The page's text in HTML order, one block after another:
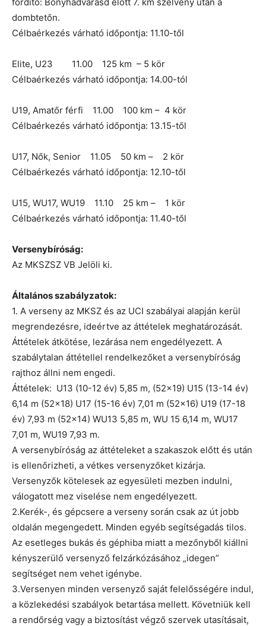
dombtetőn.
Célbaérkezés várható időpontja: 11.10-től
Elite, U23 11.00 125 km – 5 kör
Célbaérkezés várható időpontja: 14.00-tól
U19, Amatőr férfi 11.00 100 km – 4 kör
Célbaérkezés várható időpontja: 13.15-től
U17, Nők, Senior 11.05 50 km – 2 kör
Célbaérkezés várható időpontja: 12.10-től
U15, WU17, WU19 11.10 25 km – 1 kör
Célbaérkezés várható időpontja: 11.40-től
Versenybíróság:
Az MKSZSZ VB Jelöli ki.
Általános szabályzatok:
1. A verseny az MKSZ és az UCI szabályai alapján kerül
megrendezésre, ideértve az áttételek meghatározását.
Áttételek átkötése, lezárása nem engedélyezett. A
szabálytalan áttétellel rendelkezőket a versenybíróság
rajthoz állni nem engedi.
Áttételek: U13 (10-12 év) 5,85 m, (52×19) U15 (13-14 év)
6,14 m (52×18) U17 (15-16 év) 7,01 m (52×16) U19 (17-18
év) 7,93 m (52×14) WU13 5,85 m, WU 15 6,14 m, WU17
7,01 m, WU19 7,93 m.
A versenybíróság az áttételeket a szakaszok előtt és után
is ellenőrizheti, a vétkes versenyzőket kizárja.
Versenyzők kötelesek az egyesületi mezben indulni,
válogatott mez viselése nem engedélyezett.
2.Kerék-, és gépcsere a verseny során csak az út jobb
oldalán megengedett. Minden egyéb segítségadás tilos.
Az esetleges bukás és géphiba miatt a mezőnyből kiállni
kényszerülő versenyző felzárkózásához „idegen”
segítséget nem vehet igénybe.
3.Versenyen minden versenyző saját felelősségére indul,
a közlekedési szabályok betartása mellett. Követniük kell
a rendőrség vagy a biztosítást végző szervek utasításait,